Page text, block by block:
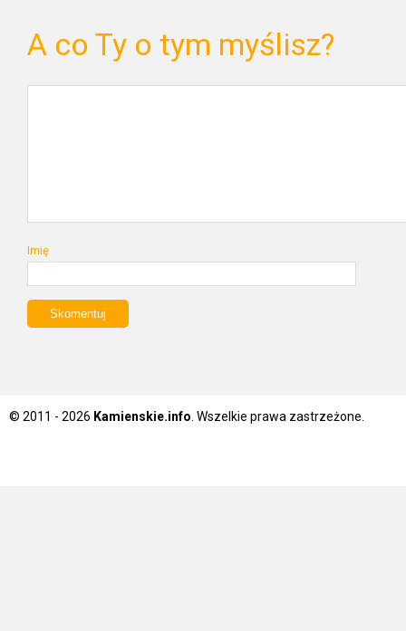
A co Ty o tym myślisz?
Imię
© 2011 - 2026 Kamienskie.info . Wszelkie prawa zastrzeżone.